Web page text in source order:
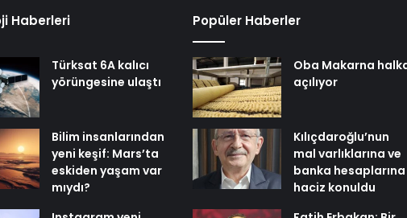
Haberleri
Türksat 6A kalıcı
yörüngesine ulaştı
Bilim insanlarından
yeni keşif: Mars’ta
eskiden yaşam var
mıydı?
Popüler Haberler
Oba Makarna
açılıyor
Kılıçdaroğlu’nun
mal varlıklarına ve
banka hesaplarına
haciz konuldu